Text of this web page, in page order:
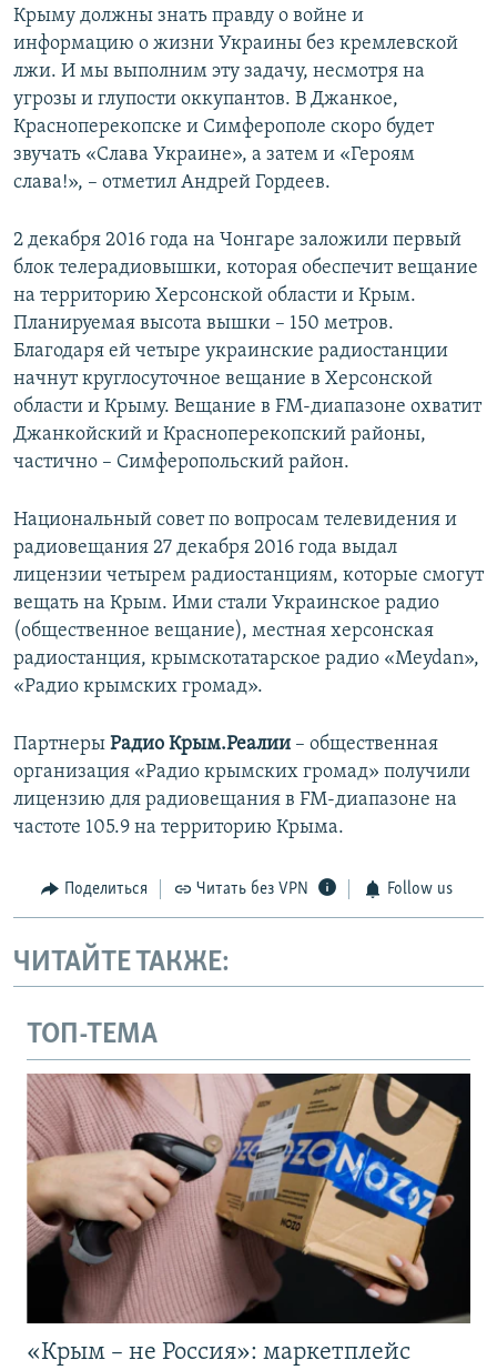
Крыму должны знать правду о войне и
информацию о жизни Украины без кремлевской
лжи. И мы выполним эту задачу, несмотря на
угрозы и глупости оккупантов. В Джанкое,
Красноперекопске и Симферополе скоро будет
звучать «Слава Украине», а затем и «Героям
слава!», – отметил Андрей Гордеев.
2 декабря 2016 года на Чонгаре заложили первый
блок телерадиовышки, которая обеспечит вещание
на территорию Херсонской области и Крым.
Планируемая высота вышки – 150 метров.
Благодаря ей четыре украинские радиостанции
начнут круглосуточное вещание в Херсонской
области и Крыму. Вещание в FM-диапазоне охватит
Джанкойский и Красноперекопский районы,
частично – Симферопольский район.
Национальный совет по вопросам телевидения и
радиовещания 27 декабря 2016 года выдал
лицензии четырем радиостанциям, которые смогут
вещать на Крым. Ими стали Украинское радио
(общественное вещание), местная херсонская
радиостанция, крымскотатарское радио «Meydan»,
«Радио крымских громад».
Партнеры Радио Крым.Реалии – общественная
организация «Радио крымских громад» получили
лицензию для радиовещания в FM-диапазоне на
частоте 105.9 на территорию Крыма.
Поделиться Читать без VPN Follow us
ЧИТАЙТЕ ТАКЖЕ:
ТОП-ТЕМА
«Крым – не Россия»: маркетплейс